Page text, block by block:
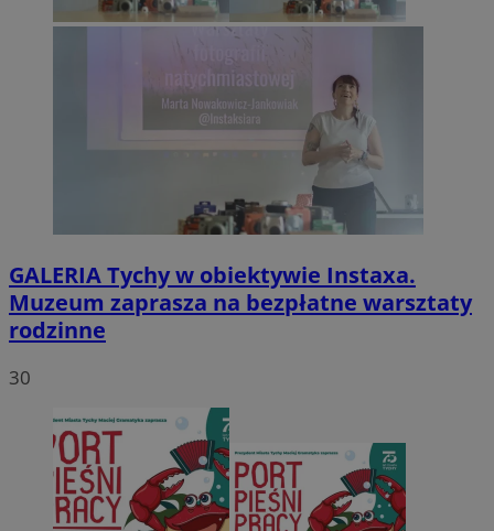
GALERIATychy w obiektywie Instaxa.
Muzeum zaprasza na bezpłatne warsztaty
rodzinne
30